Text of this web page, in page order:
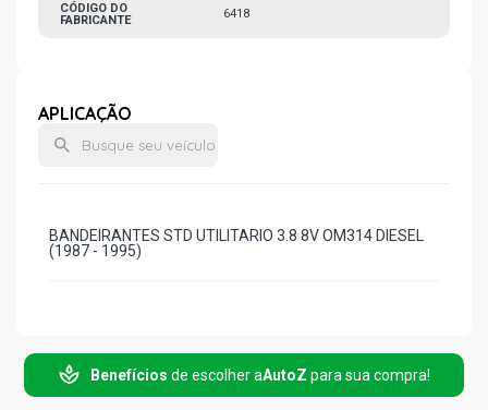
CÓDIGO DO
FABRICANTE
6418
APLICAÇÃO
BANDEIRANTES STD UTILITARIO 3.8 8V OM314 DIESEL
(1987 - 1995)
Benefícios de escolher aAutoZ para sua compra!